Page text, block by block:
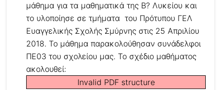
μάθημα για τα μαθηματικά της Β? Λυκείου και
το υλοποίησε σε τμήματα του Πρότυπου ΓΕΛ
Ευαγγελικής Σχολής Σμύρνης στις 25 Απριλίου
2018. Το μάθημα παρακολούθησαν συνάδελφοι
ΠΕ03 του σχολείου μας. Το σχέδιο μαθήματος
ακολουθεί:
Invalid PDF structure